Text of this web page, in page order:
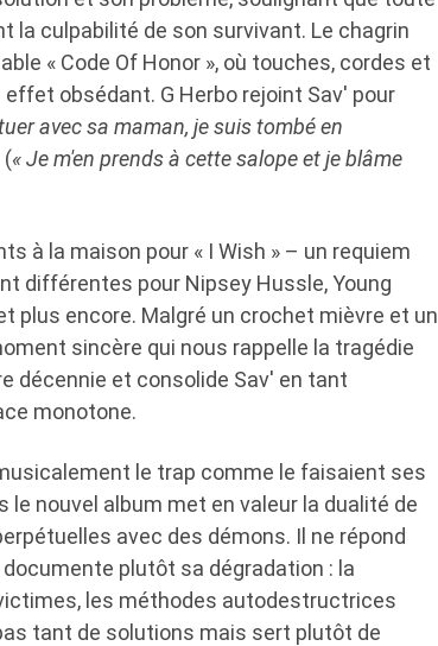
la culpabilité de son survivant. Le chagrin
« Code Of Honor », où touches, cordes et
obsédant. G Herbo rejoint Sav' pour
avec sa maman, je suis tombé en
(« Je m'en prends à cette salope et je blâme
à la maison pour « I Wish » – un requiem
différentes pour Nipsey Hussle, Young
plus encore. Malgré un crochet mièvre et un
sincère qui nous rappelle la tragédie
décennie et consolide Sav' en tant
monotone.
le trap comme le faisaient ses
nouvel album met en valeur la dualité de
avec des démons. Il ne répond
plutôt sa dégradation : la
les méthodes autodestructrices
tant de solutions mais sert plutôt de